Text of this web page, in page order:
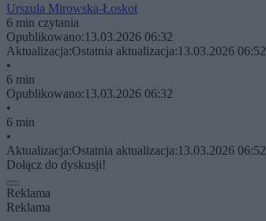
Urszula Mirowska-Łoskot
6 min czytania
Opublikowano:13.03.2026 06:32
Aktualizacja:Ostatnia aktualizacja:13.03.2026 06:52
•
6 min
Opublikowano:13.03.2026 06:32
•
6 min
•
Aktualizacja:Ostatnia aktualizacja:13.03.2026 06:52
Dołącz do dyskusji!
Reklama
Reklama